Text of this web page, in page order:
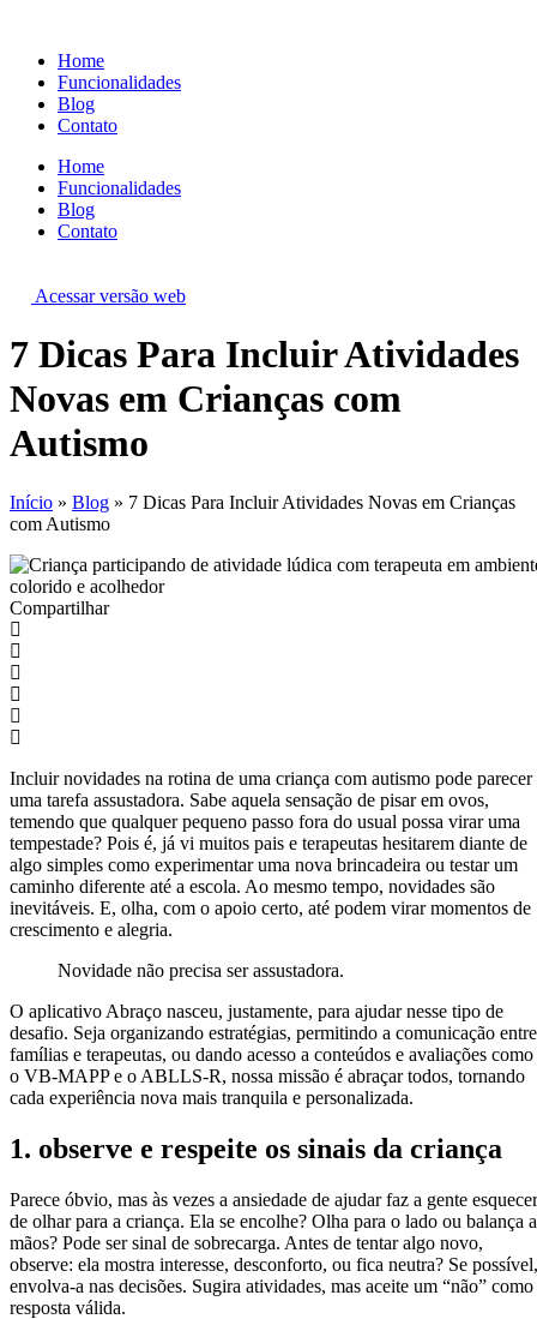
conteúdo
Home
Funcionalidades
Blog
Contato
Home
Funcionalidades
Blog
Contato
Acessar versão web
7 Dicas Para Incluir Atividades
Novas em Crianças com
Autismo
Início » Blog » 7 Dicas Para Incluir Atividades Novas em Crianças
com Autismo
Compartilhar
Incluir novidades na rotina de uma criança com autismo pode parecer
uma tarefa assustadora. Sabe aquela sensação de pisar em ovos,
temendo que qualquer pequeno passo fora do usual possa virar uma
tempestade? Pois é, já vi muitos pais e terapeutas hesitarem diante de
algo simples como experimentar uma nova brincadeira ou testar um
caminho diferente até a escola. Ao mesmo tempo, novidades são
inevitáveis. E, olha, com o apoio certo, até podem virar momentos de
crescimento e alegria.
Novidade não precisa ser assustadora.
O aplicativo Abraço nasceu, justamente, para ajudar nesse tipo de
desafio. Seja organizando estratégias, permitindo a comunicação entre
famílias e terapeutas, ou dando acesso a conteúdos e avaliações como
o VB-MAPP e o ABLLS-R, nossa missão é abraçar todos, tornando
cada experiência nova mais tranquila e personalizada.
1. observe e respeite os sinais da criança
Parece óbvio, mas às vezes a ansiedade de ajudar faz a gente esquecer
de olhar para a criança. Ela se encolhe? Olha para o lado ou balança
mãos? Pode ser sinal de sobrecarga. Antes de tentar algo novo,
observe: ela mostra interesse, desconforto, ou fica neutra? Se possível,
envolva-a nas decisões. Sugira atividades, mas aceite um “não” como
resposta válida.